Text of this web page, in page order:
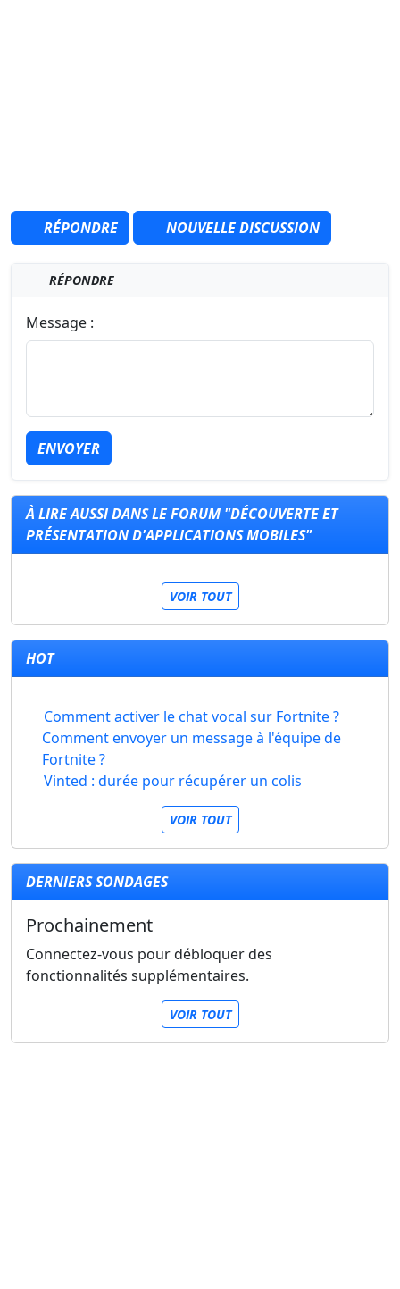
RÉPONDRE NOUVELLE DISCUSSION
RÉPONDRE
Message :
ENVOYER
À LIRE AUSSI DANS LE FORUM "DÉCOUVERTE ET
PRÉSENTATION D'APPLICATIONS MOBILES"
VOIR TOUT
HOT
Comment activer le chat vocal sur Fortnite ?
Comment envoyer un message à l'équipe de
Fortnite ?
Vinted : durée pour récupérer un colis
VOIR TOUT
DERNIERS SONDAGES
Prochainement
Connectez-vous pour débloquer des
fonctionnalités supplémentaires.
VOIR TOUT